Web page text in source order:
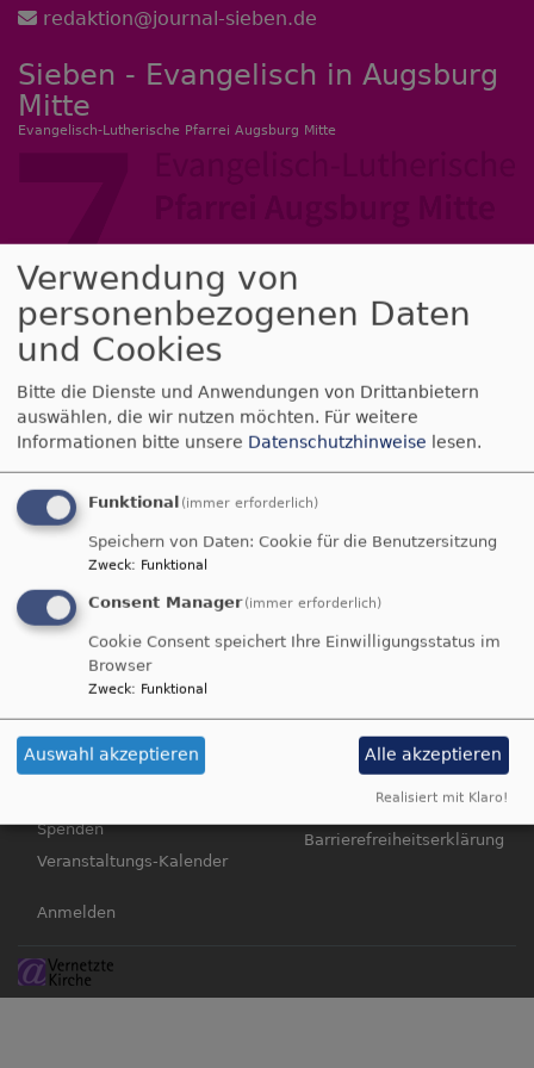
Direkt
Inhalt
redaktion@journal-sieben.de
Sieben - Evangelisch in Augsburg
Mitte
Evangelisch-Lutherische Pfarrei Augsburg Mitte
Hauptnavigation
Startseite Menschen & Kontakt Gemeindebrief & Co
Gemeindebrief & Co
Hauptnavigation
Gemeinden &
Gottesdienste &
Veranstaltungen
Spenden
Veranstaltungs-Kalender
Cookie-Einstellungen
Newsletter
Datenschutzerklärung
Barrierefreiheitserklärung
Benutzermenü
Anmelden
Verwendung von
personenbezogenen Daten
und Cookies
Bitte die Dienste und Anwendungen von Drittanbietern
auswählen, die wir nutzen möchten. Für weitere
Informationen bitte unsere Datenschutzhinweise lesen.
Funktional (immer erforderlich)
Speichern von Daten: Cookie für die Benutzersitzung
Zweck: Funktional
Consent Manager (immer erforderlich)
Cookie Consent speichert Ihre Einwilligungsstatus im
Browser
Zweck: Funktional
Auswahl akzeptieren Alle akzeptieren
Realisiert mit Klaro!